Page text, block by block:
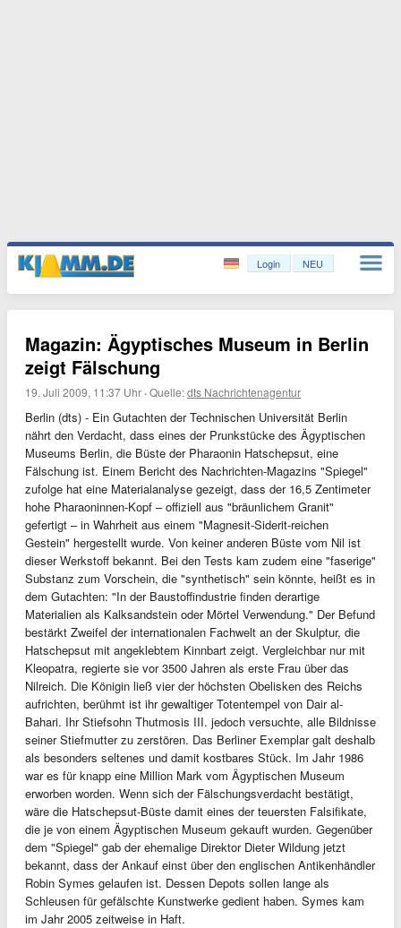
Login NEU
Magazin: Ägyptisches Museum in Berlin
zeigt Fälschung
19. Juli 2009, 11:37 Uhr ·Quelle:dts Nachrichtenagentur
Berlin (dts) - Ein Gutachten der Technischen Universität Berlin
nährt den Verdacht, dass eines der Prunkstücke des Ägyptischen
Museums Berlin, die Büste der Pharaonin Hatschepsut, eine
Fälschung ist. Einem Bericht des Nachrichten-Magazins "Spiegel"
zufolge hat eine Materialanalyse gezeigt, dass der 16,5 Zentimeter
hohe Pharaoninnen-Kopf – offiziell aus "bräunlichem Granit"
gefertigt – in Wahrheit aus einem "Magnesit-Siderit-reichen
Gestein" hergestellt wurde. Von keiner anderen Büste vom Nil ist
dieser Werkstoff bekannt. Bei den Tests kam zudem eine "faserige"
Substanz zum Vorschein, die "synthetisch" sein könnte, heißt es in
dem Gutachten: "In der Baustoffindustrie finden derartige
Materialien als Kalksandstein oder Mörtel Verwendung." Der Befund
bestärkt Zweifel der internationalen Fachwelt an der Skulptur, die
Hatschepsut mit angeklebtem Kinnbart zeigt. Vergleichbar nur mit
Kleopatra, regierte sie vor 3500 Jahren als erste Frau über das
Nilreich. Die Königin ließ vier der höchsten Obelisken des Reichs
aufrichten, berühmt ist ihr gewaltiger Totentempel von Dair al-
Bahari. Ihr Stiefsohn Thutmosis III. jedoch versuchte, alle Bildnisse
seiner Stiefmutter zu zerstören. Das Berliner Exemplar galt deshalb
als besonders seltenes und damit kostbares Stück. Im Jahr 1986
war es für knapp eine Million Mark vom Ägyptischen Museum
erworben worden. Wenn sich der Fälschungsverdacht bestätigt,
wäre die Hatschepsut-Büste damit eines der teuersten Falsifikate,
die je von einem Ägyptischen Museum gekauft wurden. Gegenüber
dem "Spiegel" gab der ehemalige Direktor Dieter Wildung jetzt
bekannt, dass der Ankauf einst über den englischen Antikenhändler
Robin Symes gelaufen ist. Dessen Depots sollen lange als
Schleusen für gefälschte Kunstwerke gedient haben. Symes kam
im Jahr 2005 zeitweise in Haft.